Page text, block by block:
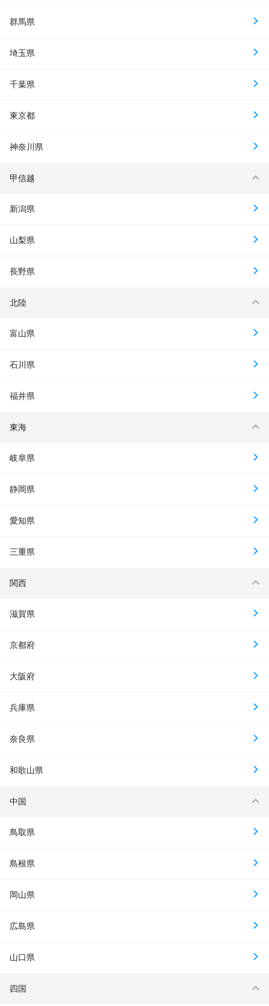
群馬県
埼玉県
千葉県
東京都
神奈川県
甲信越
新潟県
山梨県
長野県
北陸
富山県
石川県
福井県
東海
岐阜県
静岡県
愛知県
三重県
関西
滋賀県
京都府
大阪府
兵庫県
奈良県
和歌山県
中国
鳥取県
島根県
岡山県
広島県
山口県
四国